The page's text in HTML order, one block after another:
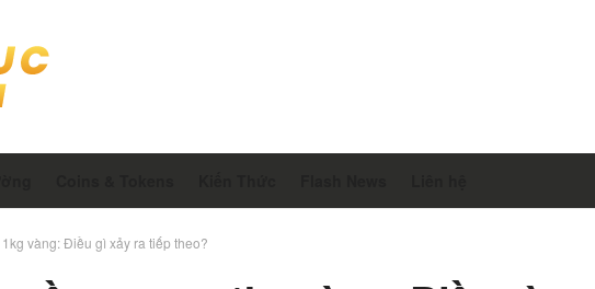
vàng: Điều gì xảy ra tiếp theo?